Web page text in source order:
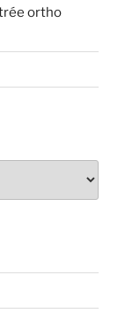
ortho